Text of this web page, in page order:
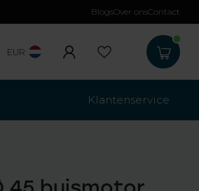
BlogsOver onsContact
EUR
Klantenservice